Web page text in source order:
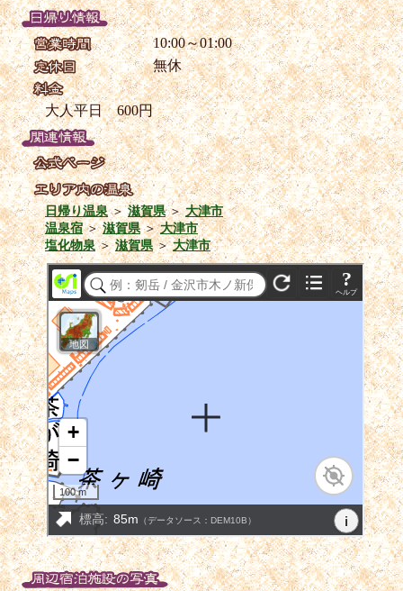
10:00～01:00
無休
大人平日 600円
日帰り温泉＞滋賀県＞大津市
温泉宿＞滋賀県＞大津市
塩化物泉＞滋賀県＞大津市